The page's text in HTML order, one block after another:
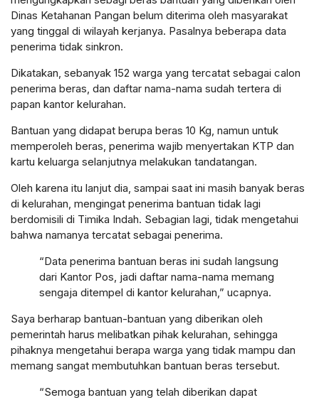
Dinas Ketahanan Pangan belum diterima oleh masyarakat
yang tinggal di wilayah kerjanya. Pasalnya beberapa data
penerima tidak sinkron.
Dikatakan, sebanyak 152 warga yang tercatat sebagai calon
penerima beras, dan daftar nama-nama sudah tertera di
papan kantor kelurahan.
Bantuan yang didapat berupa beras 10 Kg, namun untuk
memperoleh beras, penerima wajib menyertakan KTP dan
kartu keluarga selanjutnya melakukan tandatangan.
Oleh karena itu lanjut dia, sampai saat ini masih banyak beras
di kelurahan, mengingat penerima bantuan tidak lagi
berdomisili di Timika Indah. Sebagian lagi, tidak mengetahui
bahwa namanya tercatat sebagai penerima.
“Data penerima bantuan beras ini sudah langsung
dari Kantor Pos, jadi daftar nama-nama memang
sengaja ditempel di kantor kelurahan,” ucapnya.
Saya berharap bantuan-bantuan yang diberikan oleh
pemerintah harus melibatkan pihak kelurahan, sehingga
pihaknya mengetahui berapa warga yang tidak mampu dan
memang sangat membutuhkan bantuan beras tersebut.
“Semoga bantuan yang telah diberikan dapat